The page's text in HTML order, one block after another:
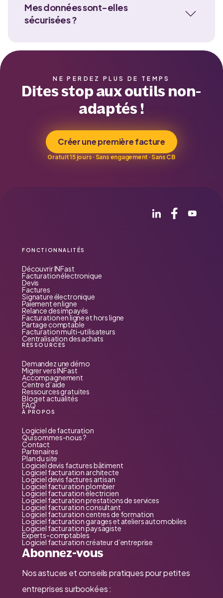
Mes données sont-elles
sécurisées ?
NE PERDEZ PLUS DE TEMPS
Dites stop aux outils non-
adaptés !
Créer une première facture
Gratuit 15 jours · Sans engagement · Sans CB
FONCTIONNALITÉS
Découvrir INFast
Facturation électronique
Devis
Factures
Signature électronique
Paiement en ligne
Relance des impayés
Facturation en ligne et hors ligne
Partage comptable
Facturation multi-utilisateurs
Centralisation des achats
RESSOURCES
Demandez une démo
Migrer vers INFast
Accompagnement
Centre d’aide
Ressources gratuites
Blog et actualités
FAQ
À PROPOS
Logiciel de facturation
Qui sommes-nous ?
Contact
Partenaires
Plan du site
Logiciel devis factures bâtiment
Logiciel facturation architecte
Logiciel devis factures artisan
Logiciel facturation plombier
Logiciel facturation électricien
Logiciel facturation prestations de services
Logiciel facturation consultant
Logiciel facturation centres de formation
Logiciel facturation garages et ateliers automobiles
Logiciel facturation paysagiste
Experts-comptables
Logiciel facturation créateur d’entreprise
Abonnez-vous
Nos astuces et conseils pratiques pour petites
entreprises surbookées :